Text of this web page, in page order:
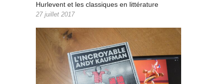
Hurlevent et les classiques en littérature
27 juillet 2017